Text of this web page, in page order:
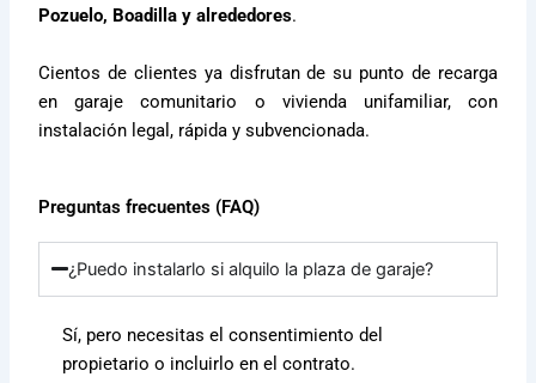
Pozuelo, Boadilla y alrededores.
Cientos de clientes ya disfrutan de su punto de recarga
en garaje comunitario o vivienda unifamiliar, con
instalación legal, rápida y subvencionada.
Preguntas frecuentes (FAQ)
¿Puedo instalarlo si alquilo la plaza de garaje?
Sí, pero necesitas el consentimiento del
propietario o incluirlo en el contrato.